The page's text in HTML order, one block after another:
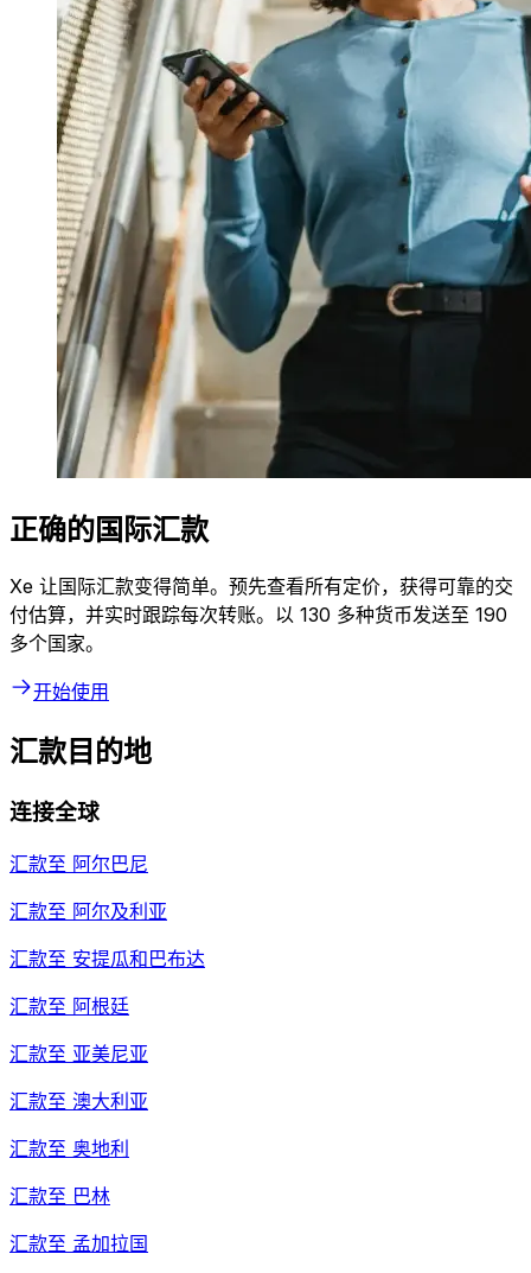
正确的国际汇款
Xe 让国际汇款变得简单。预先查看所有定价，获得可靠的交
付估算，并实时跟踪每次转账。以 130 多种货币发送至 190
多个国家。
开始使用
汇款目的地
连接全球
汇款至 阿尔巴尼
汇款至 阿尔及利亚
汇款至 安提瓜和巴布达
汇款至 阿根廷
汇款至 亚美尼亚
汇款至 澳大利亚
汇款至 奥地利
汇款至 巴林
汇款至 孟加拉国